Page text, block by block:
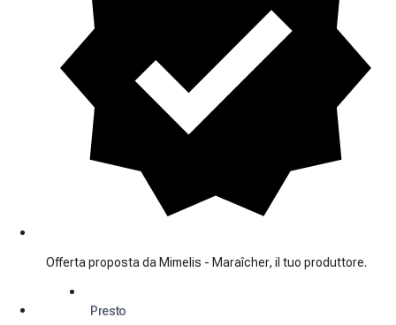
Offerta proposta da Mimelis - Maraîcher, il tuo produttore.
Presto